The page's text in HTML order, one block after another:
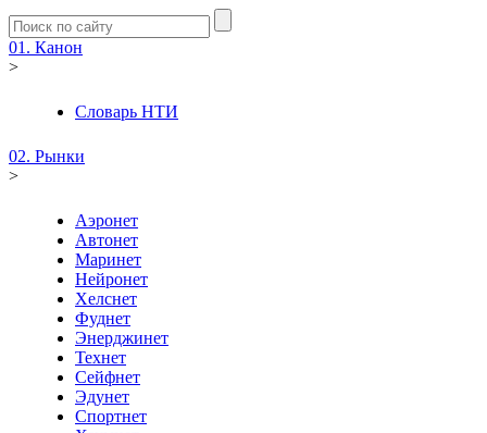
01. Канон
>
Словарь НТИ
02. Рынки
>
Аэронет
Автонет
Маринет
Нейронет
Хелснет
Фуднет
Энерджинет
Технет
Сейфнет
Эдунет
Спортнет